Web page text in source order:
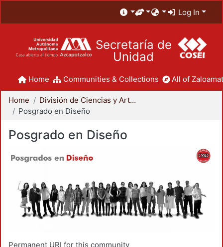
Log In
Secretaría de
Unidad
Home Communities & Collections All of
Home
División de Ciencias y Artes para el Diseño
Posgrado en Diseño
Posgrado en Diseño
Permanent URI for this community